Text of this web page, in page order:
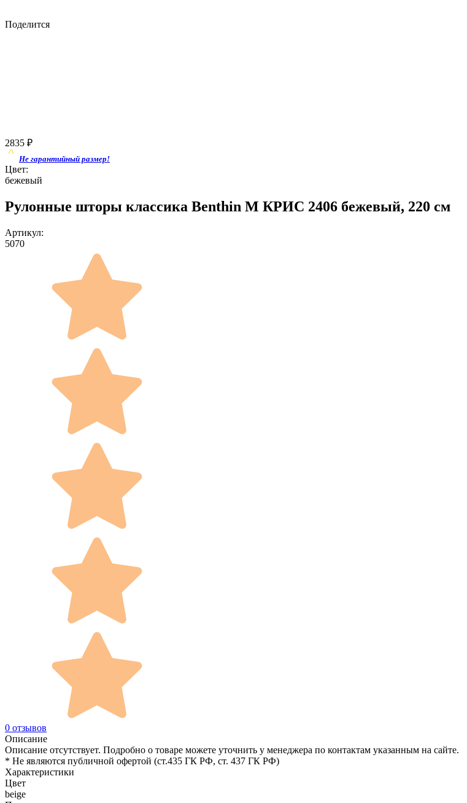
Поделится
2835 ₽
Не гарантийный размер!
Цвет:
бежевый
Рулонные шторы классика Benthin M КРИС 2406 бежевый, 220 см
Артикул:
5070
0 отзывов
Описание
Описание отсутствует. Подробно о товаре можете уточнить у менеджера по контактам указанным на сайте.
* Не являются публичной офертой (ст.435 ГК РФ, cт. 437 ГК РФ)
Характеристики
Цвет
beige